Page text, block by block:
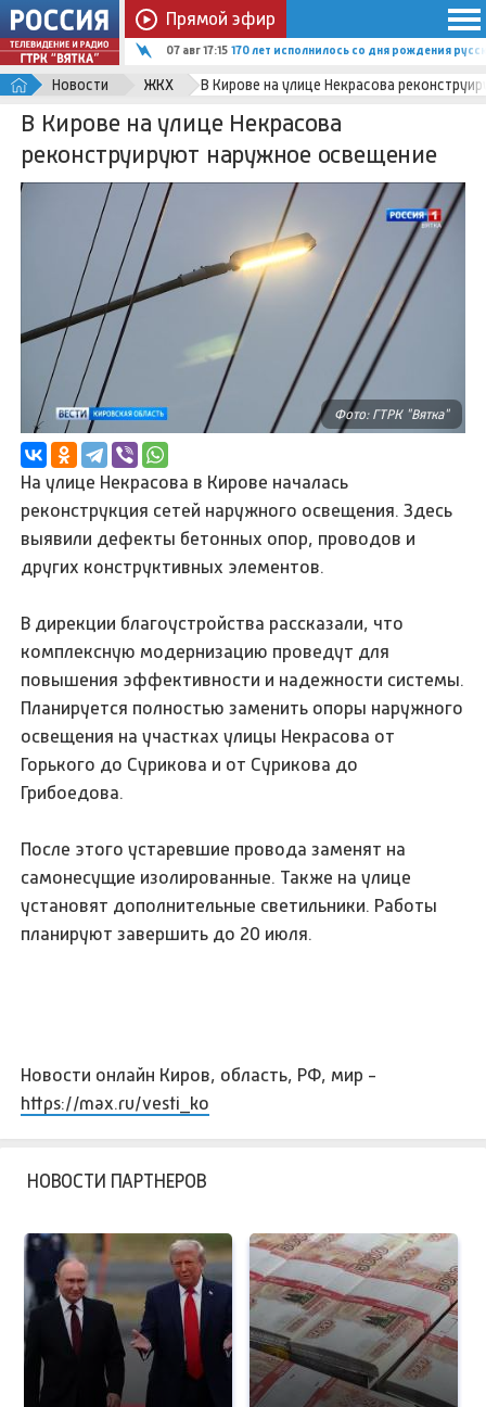
Прямой эфир
07 авг 17:15 170 лет исполнилось со дня рождения
Новости ЖКХ В Кирове на улице Некрасова
В Кирове на улице Некрасова
реконструируют наружное освещение
Фото: ГТРК "Вятка"
На улице Некрасова в Кирове началась
реконструкция сетей наружного освещения. Здесь
выявили дефекты бетонных опор, проводов и
других конструктивных элементов.
В дирекции благоустройства рассказали, что
комплексную модернизацию проведут для
повышения эффективности и надежности системы.
Планируется полностью заменить опоры наружного
освещения на участках улицы Некрасова от
Горького до Сурикова и от Сурикова до
Грибоедова.
После этого устаревшие провода заменят на
самонесущие изолированные. Также на улице
установят дополнительные светильники. Работы
планируют завершить до 20 июля.
Новости онлайн Киров, область, РФ, мир -
https://max.ru/vesti_ko
НОВОСТИ ПАРТНЕРОВ